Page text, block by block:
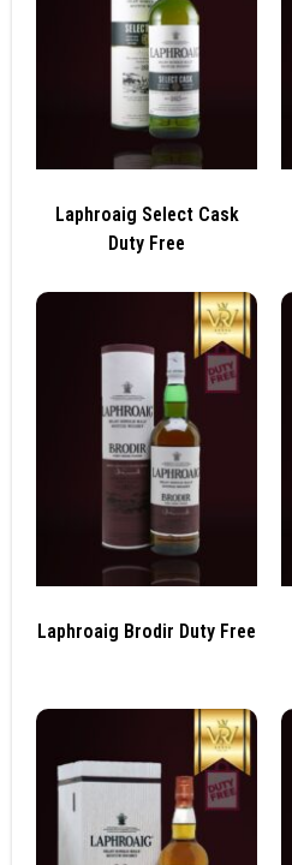
Laphroaig Select Cask
Duty Free
Laphroaig Brodir Duty Free